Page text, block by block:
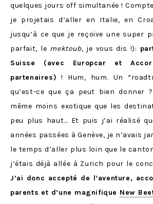
quelques jours off simultanée !
je projetais d’aller en Italie, en
jusqu’à ce que je reçoive une super
parfait, le mektoub, je vous dis !):
Suisse (avec Europcar et
partenaires) ! Hum, hum. Un
qu’est-ce que ça peut bien donner
même moins exotique que les
peu plus haut… Et puis j’ai réalisé
années passées à Genève, je n’avais
le temps d’aller plus loin que le
j’étais déjà allée à Zurich pour le
J’ai donc accepté de l’aventure,
parents et d’une magnifique New